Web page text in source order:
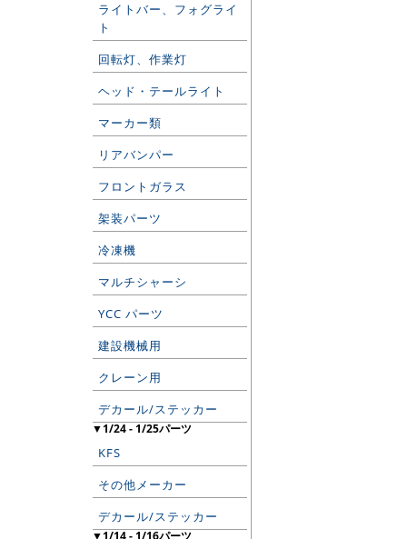
ライトバー、フォグライ
ト
回転灯、作業灯
ヘッド・テールライト
マーカー類
リアバンパー
フロントガラス
架装パーツ
冷凍機
マルチシャーシ
YCC パーツ
建設機械用
クレーン用
デカール/ステッカー
▼1/24 - 1/25パーツ
KFS
その他メーカー
デカール/ステッカー
▼1/14 - 1/16パーツ